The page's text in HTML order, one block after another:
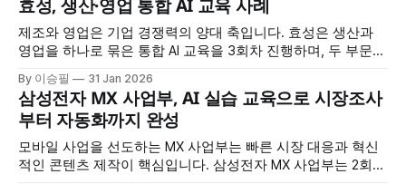
효성, 생산·영업 통합 AI 교육 사례
제조와 영업은 기업 경쟁력의 양대 축입니다. 효성은 생산과
영업을 하나로 묶은 통합 AI 교육을 3회차 진행하며, 두 부문이
색부터 데이터 분석, 보고서 작성, 맞춤형 AI 도구 제작까지, 실
무 전 과정을 AI로 혁신하는 방법을 배웠습니다. 교육 개요 * 교
By 이승필 31 Jan 2026
삼성전자 MX 사업부, AI 실습 교육으로 시장조사
부터 자동화까지 완성
모바일 사업을 선도하는 MX 사업부는 빠른 시장 대응과 혁신
적인 콘텐츠 제작이 핵심입니다. 삼성전자 MX 사업부는 2회차